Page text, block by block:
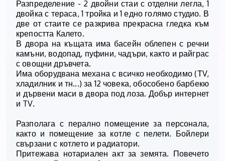
Разпределение - 2 двойни стаи с отделни легла, 1
двойка с тераса, 1 тройка и 1 едно голямо студио. В
две от стаите се разкрива прекрасна гледка към
крепостта Калето.
В двoра на къщата има басейн облепен с речни
камъни, водопад, пуфини, чадъри, както и райграс
с овощни дръвчета.
Има оборудвана механа с всичко необходимо (ТV,
хладилник и тн...) за 12 човека, обособено барбекю
и дървени маси в двора под лоза. Добър интернет
и TV.
Разполага с перално помещение за персонала,
както и помещение за котле с пелети. Бойлери
свързани с котлето и радиатори.
Притежава нотариален акт за земята. Повечето